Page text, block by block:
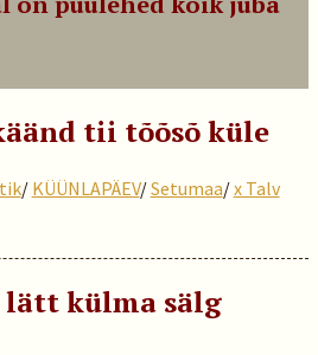
tii tõõsõ küle
/ KÜÜNLAPÄEV/Setumaa/x Talv
lätt külma sälg